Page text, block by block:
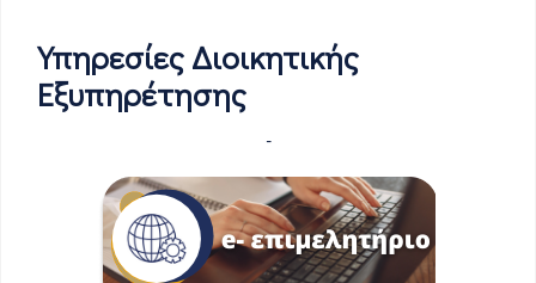
Υπηρεσίες Διοικητικής
Εξυπηρέτησης
-